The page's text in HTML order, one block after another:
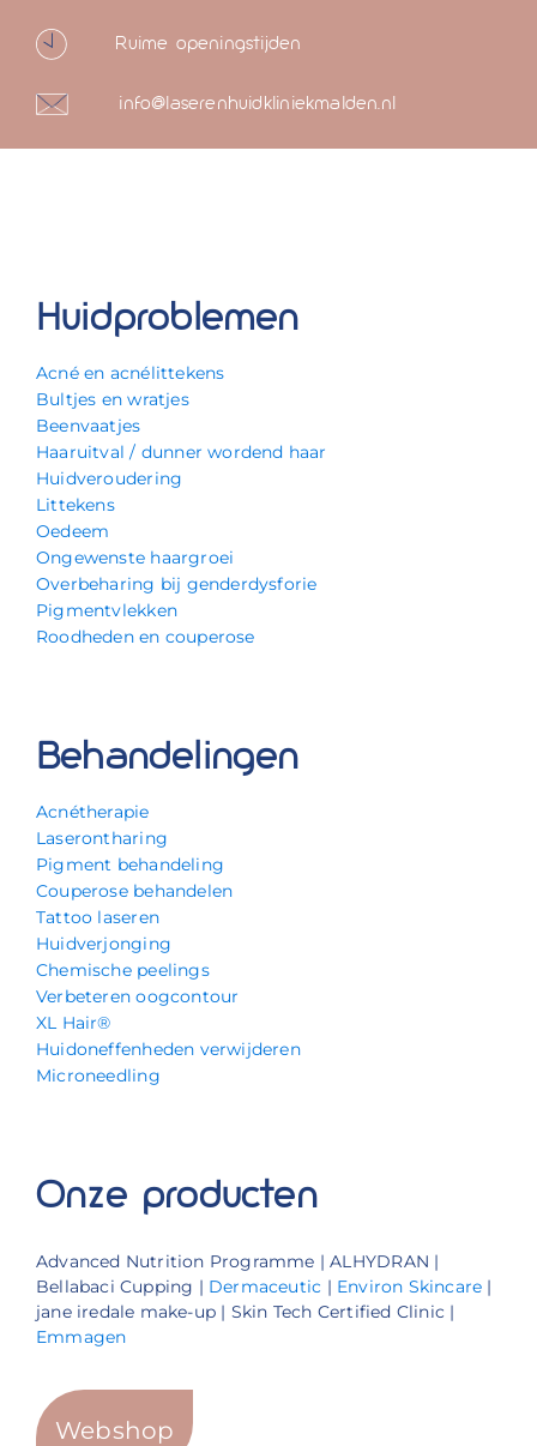
Ruime openingstijden
info@laserenhuidkliniekmalden.nl
Huidproblemen
Acné en acnélittekens
Bultjes en wratjes
Beenvaatjes
Haaruitval / dunner wordend haar
Huidveroudering
Littekens
Oedeem
Ongewenste haargroei
Overbeharing bij genderdysforie
Pigmentvlekken
Roodheden en couperose
Behandelingen
Acnétherapie
Laserontharing
Pigment behandeling
Couperose behandelen
Tattoo laseren
Huidverjonging
Chemische peelings
Verbeteren oogcontour
XL Hair®
Huidoneffenheden verwijderen
Microneedling
Onze producten
Advanced Nutrition Programme | ALHYDRAN |
Bellabaci Cupping | Dermaceutic | Environ Skincare |
jane iredale make-up | Skin Tech Certified Clinic |
Emmagen
Webshop